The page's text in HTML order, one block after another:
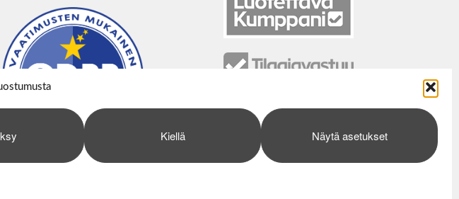
Kiellä Näytä asetukset